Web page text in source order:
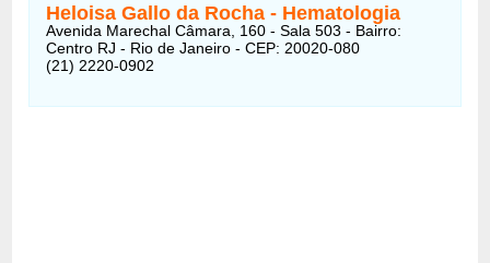
Heloisa Gallo da Rocha - Hematologia
Avenida Marechal Câmara, 160 - Sala 503 - Bairro:
Centro RJ - Rio de Janeiro - CEP: 20020-080
(21) 2220-0902